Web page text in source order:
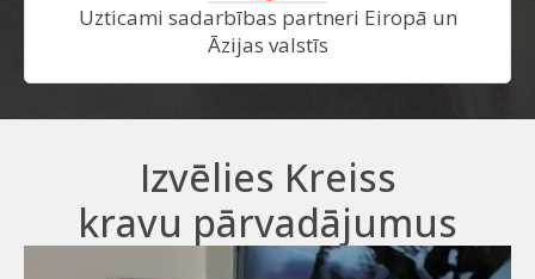
Uzticami sadarbības partneri Eiropā un
Āzijas valstīs
Izvēlies Kreiss
kravu pārvadājumus